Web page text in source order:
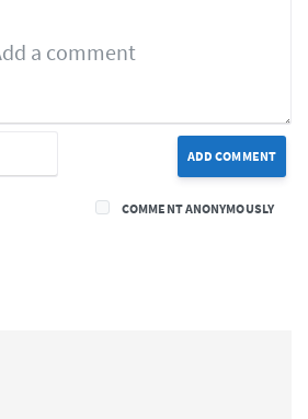
ADD COMMENT
COMMENT ANONYMOUSLY